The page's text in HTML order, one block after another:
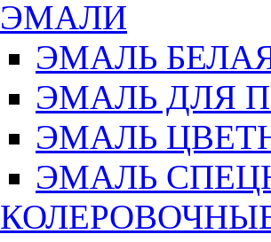
ЭМАЛИ
ЭМАЛЬ
ЭМАЛЬ ДЛЯ
ЭМАЛЬ
ЭМАЛЬ